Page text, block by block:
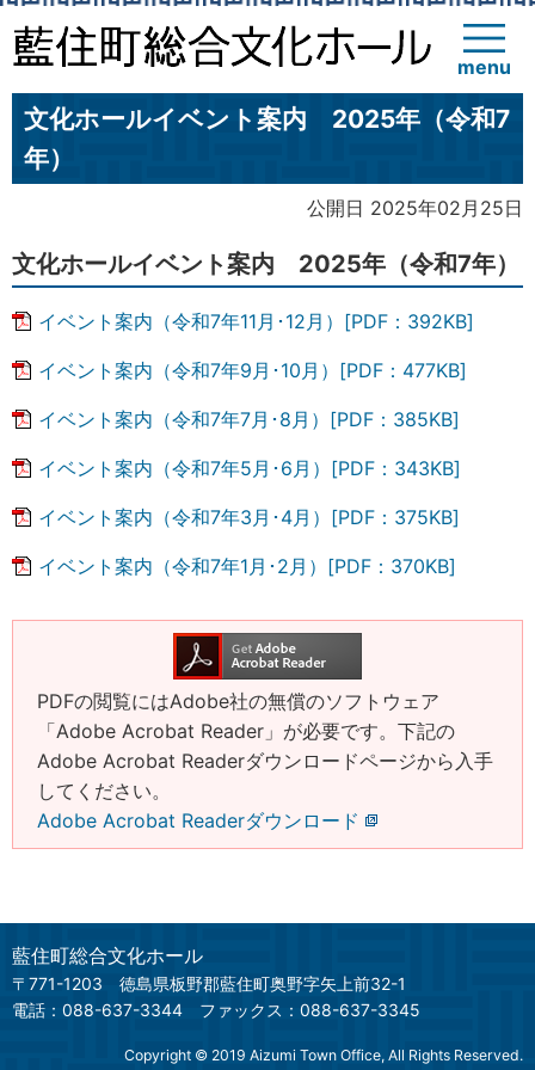
menu
文化ホールイベント案内 2025年（令和7
年）
公開日 2025年02月25日
文化ホールイベント案内 2025年（令和7年）
イベント案内（令和7年11月･12月）[PDF：392KB]
イベント案内（令和7年9月･10月）[PDF：477KB]
イベント案内（令和7年7月･8月）[PDF：385KB]
イベント案内（令和7年5月･6月）[PDF：343KB]
イベント案内（令和7年3月･4月）[PDF：375KB]
イベント案内（令和7年1月･2月）[PDF：370KB]
PDFの閲覧にはAdobe社の無償のソフトウェア
「Adobe Acrobat Reader」が必要です。下記の
Adobe Acrobat Readerダウンロードページから入手
してください。
Adobe Acrobat Readerダウンロード
藍住町総合文化ホール
〒771-1203
徳島県板野郡藍住町奥野字矢上前32-1
電話：088-637-3344
ファックス：088-637-3345
Copyright © 2019 Aizumi Town Office, All Rights Reserved.